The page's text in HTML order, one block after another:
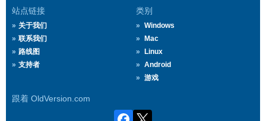
站点链接
关于我们
联系我们
路线图
支持者
类别
Windows
Mac
Linux
Android
游戏
跟着 OldVersion.com